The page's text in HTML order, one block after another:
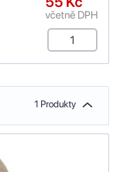
včetně DPH
1 Produkty